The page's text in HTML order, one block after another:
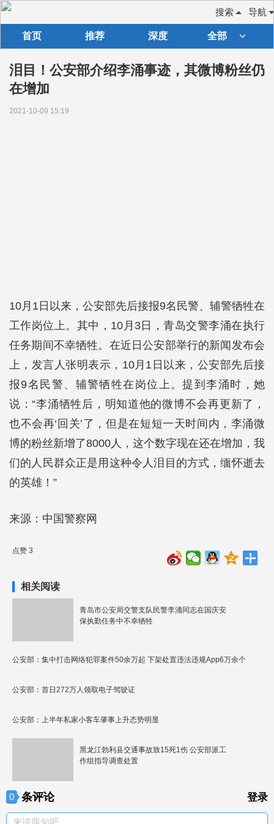
导航
搜索
首页 推荐 深度 全部
泪目！公安部介绍李涌事迹，其微博粉丝仍
在增加
2021-10-09 15:19
10月1日以来，公安部先后接报9名民警、辅警牺牲在
工作岗位上。其中，10月3日，青岛交警李涌在执行
任务期间不幸牺牲。在近日公安部举行的新闻发布会
上，发言人张明表示，10月1日以来，公安部先后接
报9名民警、辅警牺牲在岗位上。提到李涌时，她
说：“李涌牺牲后，明知道他的微博不会再更新了，
也不会再‘回关’了，但是在短短一天时间内，李涌微
博的粉丝新增了8000人，这个数字现在还在增加，我
们的人民群众正是用这种令人泪目的方式，缅怀逝去
的英雄！”
来源：中国警察网
点赞 3
相关阅读
青岛市公安局交警支队民警李涌同志在国庆安
保执勤任务中不幸牺牲
公安部：集中打击网络犯罪案件50余万起 下架处置违法违规App6万余个
公安部：首日272万人领取电子驾驶证
公安部：上半年私家小客车肇事上升态势明显
黑龙江勃利县交通事故致15死1伤 公安部派工
作组指导调查处置
0 条评论 登录
来说两句吧。。。